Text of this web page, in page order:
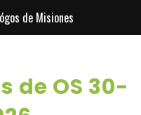
de OS 30-
de Misiones